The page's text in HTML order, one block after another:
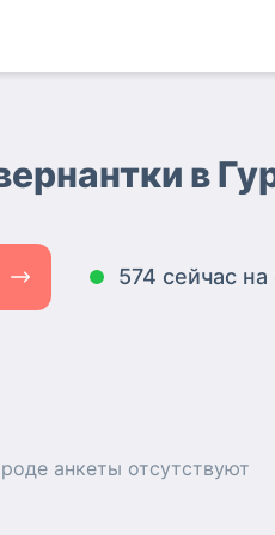
в
574 сейчас на
анкеты отсутствуют